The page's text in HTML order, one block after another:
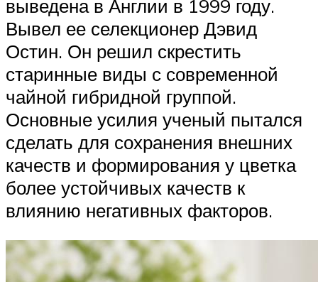
выведена в Англии в 1999 году.
Вывел ее селекционер Дэвид
Остин. Он решил скрестить
старинные виды с современной
чайной гибридной группой.
Основные усилия ученый пытался
сделать для сохранения внешних
качеств и формирования у цветка
более устойчивых качеств к
влиянию негативных факторов.